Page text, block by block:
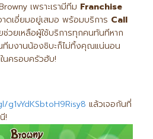
เพราะเรามีทีม Franchise
าดเอี่ยมอยู่เสมอ พร้อมบริการ Call
วยเหลือผู้ใช้บริการทุกคนทันทีหาก
ทีมงานน้องชิบะก็ไม่ทิ้งคุณแน่นอน
ในครอบครัวฮับ!
แล้วเจอกันที่
!